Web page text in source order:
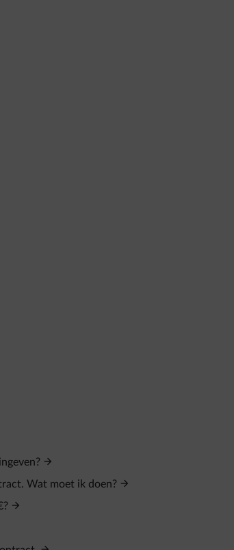
Wat moet ik doen?